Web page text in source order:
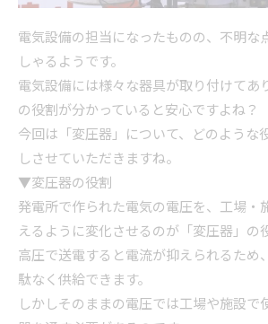
電気設備の担当になったものの、不明な
しゃるようです。
電気設備には様々な器具が取り付けてあ
の役割が分かっていると安心ですよね？
今回は「変圧器」について、どのような
しさせていただきますね。
▼変圧器の役割
発電所で作られた電気の電圧を、工場・
えるように変化させるのが「変圧器」の
高圧で送電すると電流が抑えられるため
駄なく供給できます。
しかしそのままの電圧では工場や施設で